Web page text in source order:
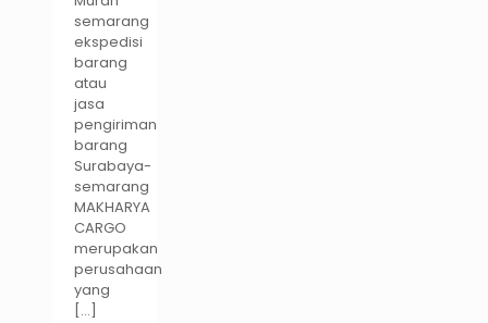
semarang
ekspedisi
barang
atau
jasa
pengiriman
barang
Surabaya-
semarang
MAKHARYA
CARGO
merupakan
perusahaan
yang
[…]